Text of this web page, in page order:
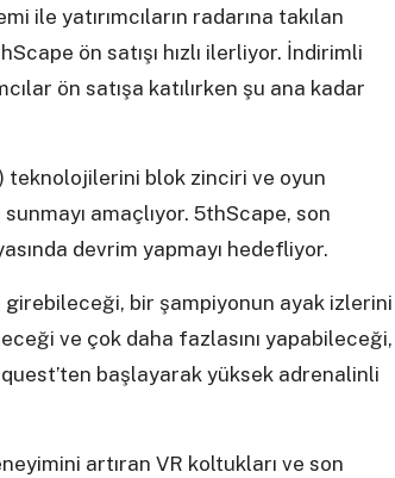
ile yatırımcıların radarına takılan
ön satışı hızlı ilerliyor. İndirimli
ön satışa katılırken şu ana kadar
teknolojilerini blok zinciri ve oyun
amaçlıyor. 5thScape, son
devrim yapmayı hedefliyor.
bir şampiyonun ayak izlerini
ve çok daha fazlasını yapabileceği,
başlayarak yüksek adrenalinli
artıran VR koltukları ve son